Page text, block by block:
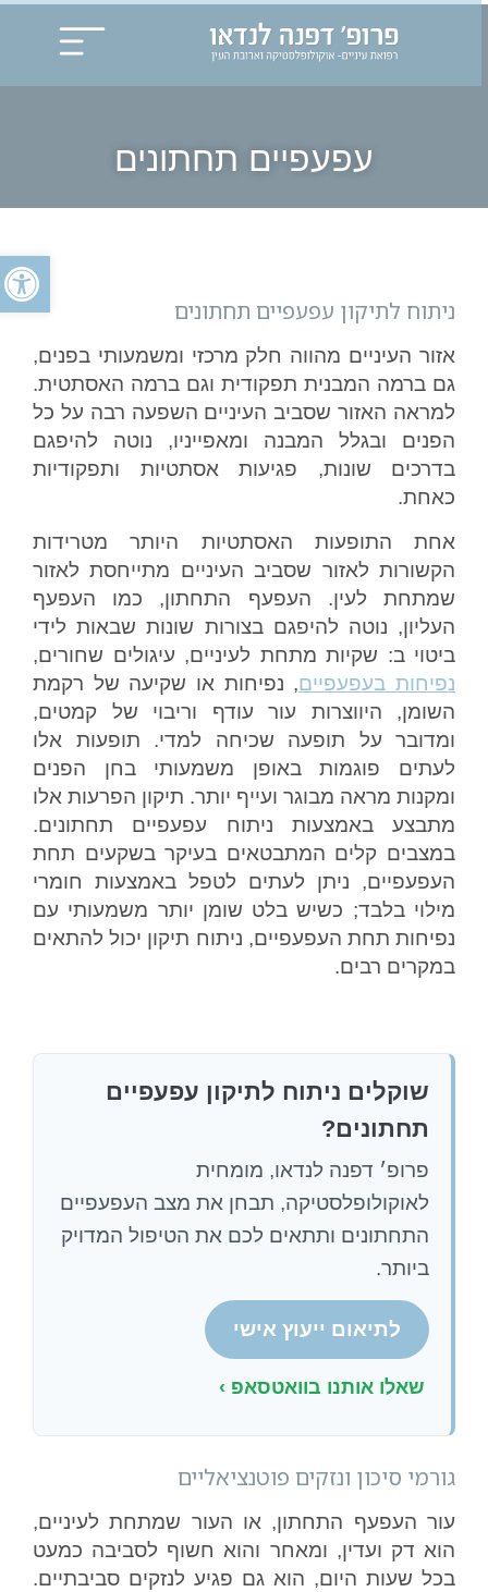
עפעפיים תחתונים
ניתוח לתיקון עפעפיים תחתונים
אזור העיניים מהווה חלק מרכזי ומשמעותי בפנים,
גם ברמה המבנית תפקודית וגם ברמה האסתטית.
למראה האזור שסביב העיניים השפעה רבה על כל
הפנים ובגלל המבנה ומאפייניו, נוטה להיפגם
בדרכים שונות, פגיעות אסתטיות ותפקודיות
כאחת.
אחת התופעות האסתטיות היותר מטרידות
הקשורות לאזור שסביב העיניים מתייחסת לאזור
שמתחת לעין. העפעף התחתון, כמו העפעף
העליון, נוטה להיפגם בצורות שונות שבאות לידי
ביטוי ב: שקיות מתחת לעיניים, עיגולים שחורים,
נפיחות בעפעפיים, נפיחות או שקיעה של רקמת
השומן, היווצרות עור עודף וריבוי של קמטים,
ומדובר על תופעה שכיחה למדי. תופעות אלו
לעתים פוגמות באופן משמעותי בחן הפנים
ומקנות מראה מבוגר ועייף יותר. תיקון הפרעות אלו
מתבצע באמצעות ניתוח עפעפיים תחתונים.
במצבים קלים המתבטאים בעיקר בשקעים תחת
העפעפיים, ניתן לעתים לטפל באמצעות חומרי
מילוי בלבד; כשיש בלט שומן יותר משמעותי עם
נפיחות תחת העפעפיים, ניתוח תיקון יכול להתאים
במקרים רבים.
שוקלים ניתוח לתיקון עפעפיים
תחתונים?
פרופ׳ דפנה לנדאו, מומחית
לאוקולופלסטיקה, תבחן את מצב העפעפיים
התחתונים ותתאים לכם את הטיפול המדויק
ביותר.
לתיאום ייעוץ אישי
שאלו אותנו בוואטסאפ ›
גורמי סיכון ונזקים פוטנציאליים
עור העפעף התחתון, או העור שמתחת לעיניים,
הוא דק ועדין, ומאחר והוא חשוף לסביבה כמעט
בכל שעות היום, הוא גם פגיע לנזקים סביבתיים.